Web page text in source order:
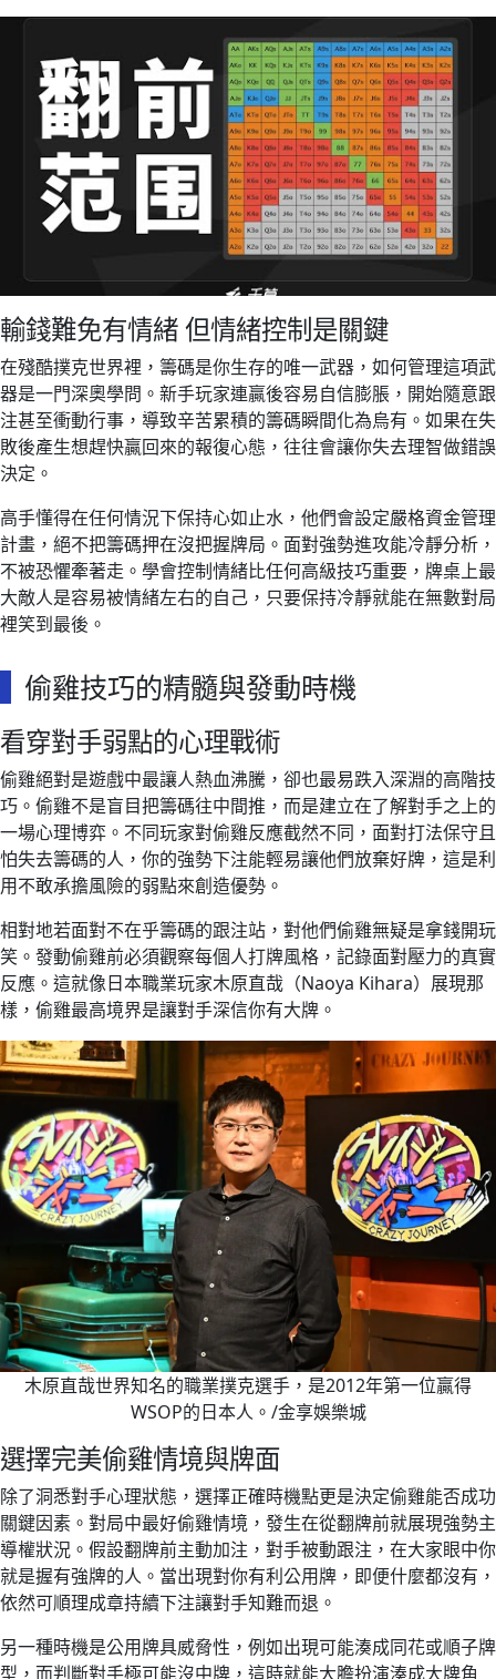
輸錢難免有情緒 但情緒控制是關鍵
在殘酷撲克世界裡，籌碼是你生存的唯一武器，如何管理這項武
器是一門深奧學問。新手玩家連贏後容易自信膨脹，開始隨意跟
注甚至衝動行事，導致辛苦累積的籌碼瞬間化為烏有。如果在失
敗後產生想趕快贏回來的報復心態，往往會讓你失去理智做錯誤
決定。
高手懂得在任何情況下保持心如止水，他們會設定嚴格資金管理
計畫，絕不把籌碼押在沒把握牌局。面對強勢進攻能冷靜分析，
不被恐懼牽著走。學會控制情緒比任何高級技巧重要，牌桌上最
大敵人是容易被情緒左右的自己，只要保持冷靜就能在無數對局
裡笑到最後。
偷雞技巧的精髓與發動時機
看穿對手弱點的心理戰術
偷雞絕對是遊戲中最讓人熱血沸騰，卻也最易跌入深淵的高階技
巧。偷雞不是盲目把籌碼往中間推，而是建立在了解對手之上的
一場心理博弈。不同玩家對偷雞反應截然不同，面對打法保守且
怕失去籌碼的人，你的強勢下注能輕易讓他們放棄好牌，這是利
用不敢承擔風險的弱點來創造優勢。
相對地若面對不在乎籌碼的跟注站，對他們偷雞無疑是拿錢開玩
笑。發動偷雞前必須觀察每個人打牌風格，記錄面對壓力的真實
反應。這就像日本職業玩家木原直哉（Naoya Kihara）展現那
樣，偷雞最高境界是讓對手深信你有大牌。
木原直哉世界知名的職業撲克選手，是2012年第一位贏得
WSOP的日本人。/金享娛樂城
選擇完美偷雞情境與牌面
除了洞悉對手心理狀態，選擇正確時機點更是決定偷雞能否成功
關鍵因素。對局中最好偷雞情境，發生在從翻牌前就展現強勢主
導權狀況。假設翻牌前主動加注，對手被動跟注，在大家眼中你
就是握有強牌的人。當出現對你有利公用牌，即便什麼都沒有，
依然可順理成章持續下注讓對手知難而退。
另一種時機是公用牌具威脅性，例如出現可能湊成同花或順子牌
型，而判斷對手極可能沒中牌，這時就能大膽扮演湊成大牌角